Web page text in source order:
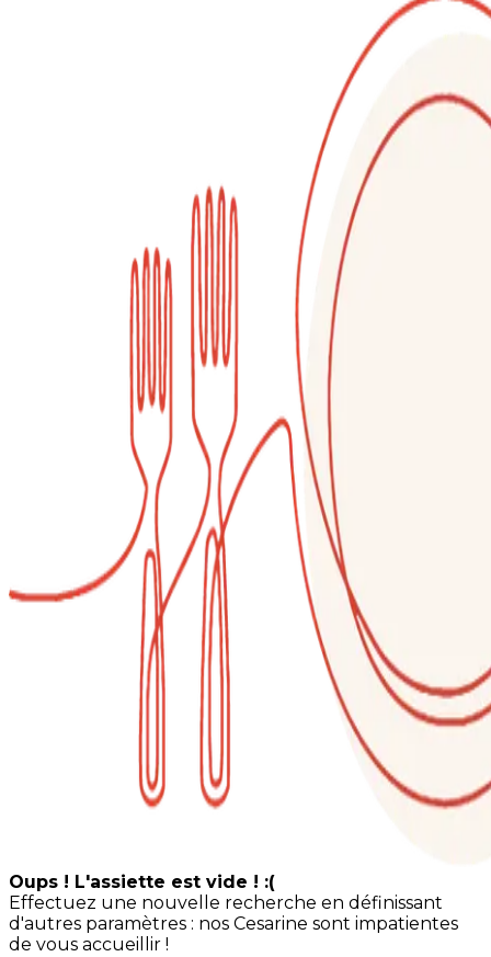
Oups ! L'assiette est vide ! :(
Effectuez une nouvelle recherche en définissant
d'autres paramètres : nos Cesarine sont impatientes
de vous accueillir !